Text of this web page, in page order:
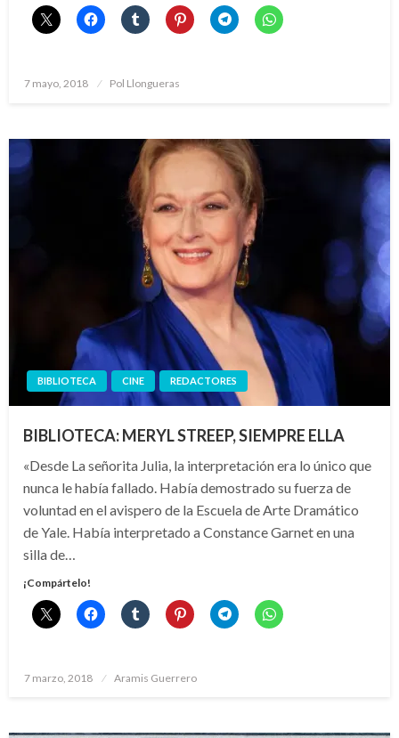
Publicado
7 mayo, 2018 Pol Llongueras
BIBLIOTECA CINE REDACTORES
BIBLIOTECA: MERYL STREEP, SIEMPRE ELLA
«Desde La señorita Julia, la interpretación era lo único que
nunca le había fallado. Había demostrado su fuerza de
voluntad en el avispero de la Escuela de Arte Dramático
de Yale. Había interpretado a Constance Garnet en una
silla de…
¡Compártelo!
Publicado
7 marzo, 2018 Aramis Guerrero